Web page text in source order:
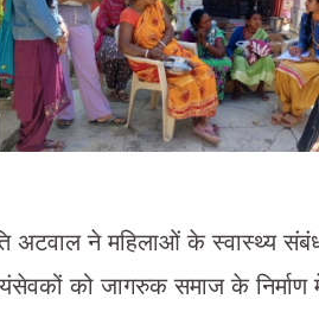
अटवाल ने महिलाओं के स्वास्थ्य
को जागरुक समाज के निर्माण